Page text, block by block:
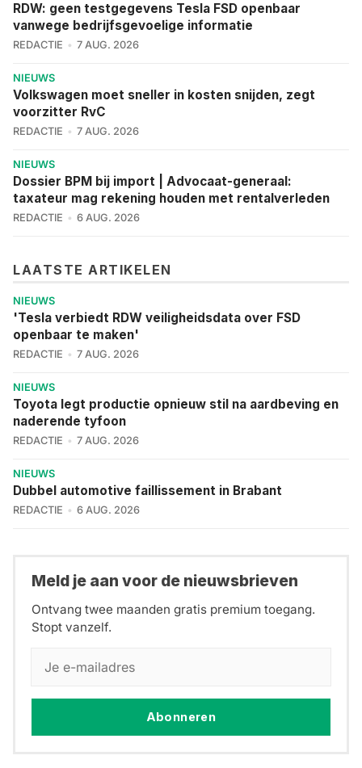
RDW: geen testgegevens Tesla FSD openbaar
vanwege bedrijfsgevoelige informatie
REDACTIE 7 AUG. 2026
NIEUWS
Volkswagen moet sneller in kosten snijden, zegt
voorzitter RvC
REDACTIE 7 AUG. 2026
NIEUWS
Dossier BPM bij import | Advocaat-generaal:
taxateur mag rekening houden met rentalverleden
REDACTIE 6 AUG. 2026
LAATSTE ARTIKELEN
NIEUWS
'Tesla verbiedt RDW veiligheidsdata over FSD
openbaar te maken'
REDACTIE 7 AUG. 2026
NIEUWS
Toyota legt productie opnieuw stil na aardbeving en
naderende tyfoon
REDACTIE 7 AUG. 2026
NIEUWS
Dubbel automotive faillissement in Brabant
REDACTIE 6 AUG. 2026
Meld je aan voor de nieuwsbrieven
Ontvang twee maanden gratis premium toegang.
Stopt vanzelf.
Abonneren